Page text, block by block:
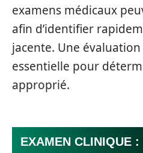
examens médicaux
afin d’identifier
jacente. Une
essentielle pour
approprié.
EXAMEN CLINIQUE